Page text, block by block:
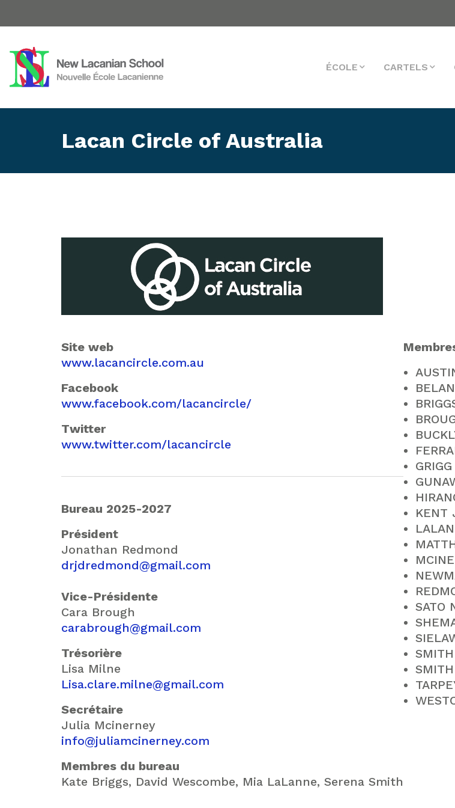
ÉCOLE CARTELS
Lacan Circle of Australia
Site web
www.lacancircle.com.au
Facebook
www.facebook.com/lacancircle/
Twitter
www.twitter.com/lacancircle
Bureau 2025-2027
Président
Jonathan Redmond
drjdredmond@gmail.com
Vice-Présidente
Cara Brough
carabrough@gmail.com
Trésorière
Lisa Milne
Lisa.clare.milne@gmail.com
Secrétaire
Julia Mcinerney
info@juliamcinerney.com
Membres du bureau
Kate Briggs, David Wescombe, Mia LaLanne, Serena Smith
KENT
SATO